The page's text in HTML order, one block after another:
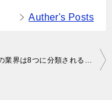
Auther's Posts
就活の業界は8つに分類される！特徴や自分に合う業界の選び方を解説